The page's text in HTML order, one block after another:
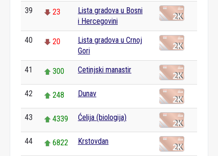
39 23
Lista gradova u Bosni
i Hercegovini
40 20
Lista gradova u Crnoj
Gori
41 300 Cetinjski manastir
42 248 Dunav
43 4339 Ćelija (biologija)
44 6822 Krstovdan